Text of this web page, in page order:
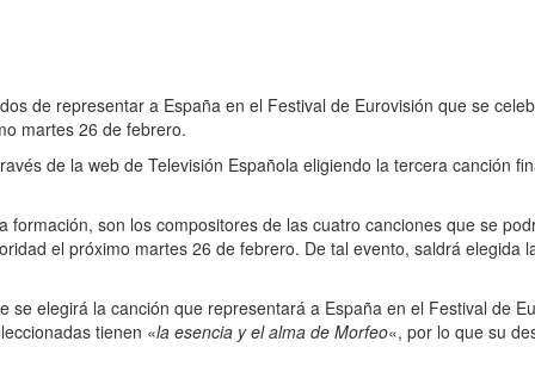
de representar a España en el Festival de Eurovisión que se
martes 26 de febrero.
de la web de Televisión Española eligiendo la tercera canción
formación, son los compositores de las cuatro canciones que se
el próximo martes 26 de febrero. De tal evento, saldrá elegida
elegirá la canción que representará a España en el Festival de
tienen «la esencia y el alma de Morfeo«, por lo que su